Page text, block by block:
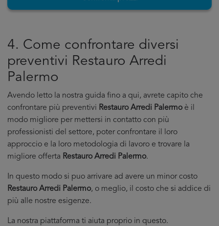
4. Come confrontare diversi
preventivi Restauro Arredi
Palermo
Avendo letto la nostra guida fino a qui, avrete capito che
confrontare più preventivi Restauro Arredi Palermoè il
modo migliore per mettersi in contatto con più
professionisti del settore, poter confrontare il loro
approccio e la loro metodologia di lavoro e trovare la
migliore offerta Restauro Arredi Palermo.
In questo modo si puo arrivare ad avere un minor costo
Restauro Arredi Palermo, o meglio, il costo che si addice di
più alle nostre esigenze.
La nostra piattaforma ti aiuta proprio in questo.